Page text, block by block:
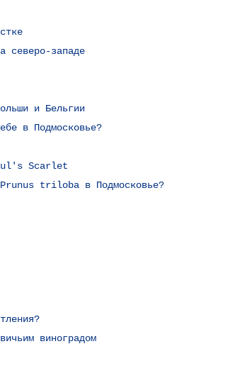
северо-западе
и Бельгии
в Подмосковье?
Scarlet
Prunus triloba в Подмосковье?
виноградом